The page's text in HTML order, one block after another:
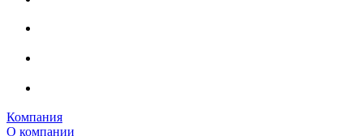
Компания
О компании